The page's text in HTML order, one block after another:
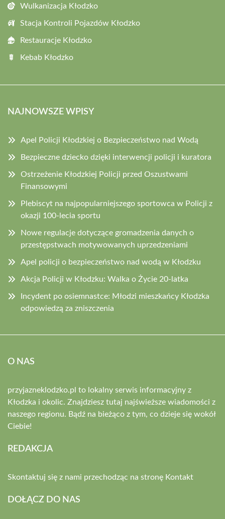
Wulkanizacja Kłodzko
Stacja Kontroli Pojazdów Kłodzko
Restauracje Kłodzko
Kebab Kłodzko
NAJNOWSZE WPISY
Apel Policji Kłodzkiej o Bezpieczeństwo nad Wodą
Bezpieczne dziecko dzięki interwencji policji i kuratora
Ostrzeżenie Kłodzkiej Policji przed Oszustwami
Finansowymi
Plebiscyt na najpopularniejszego sportowca w Policji z
okazji 100-lecia sportu
Nowe regulacje dotyczące gromadzenia danych o
przestępstwach motywowanych uprzedzeniami
Apel policji o bezpieczeństwo nad wodą w Kłodzku
Akcja Policji w Kłodzku: Walka o Życie 20-latka
Incydent po osiemnastce: Młodzi mieszkańcy Kłodzka
odpowiedzą za zniszczenia
O NAS
przyjazneklodzko.pl to lokalny serwis informacyjny z
Kłodzka i okolic. Znajdziesz tutaj najświeższe wiadomości z
naszego regionu. Bądź na bieżąco z tym, co dzieje się wokół
Ciebie!
REDAKCJA
Skontaktuj się z nami przechodząc na stronę Kontakt
DOŁĄCZ DO NAS